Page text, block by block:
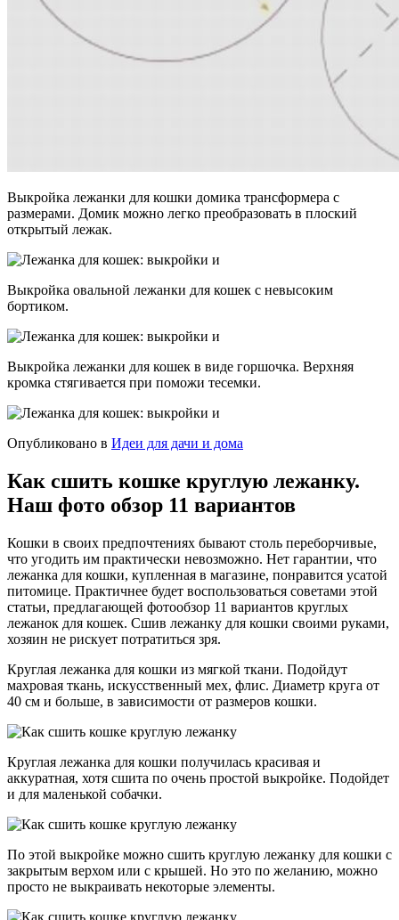
Выкройка лежанки для кошки домика трансформера с
размерами. Домик можно легко преобразовать в плоский
открытый лежак.
Выкройка овальной лежанки для кошек с невысоким
бортиком.
Выкройка лежанки для кошек в виде горшочка. Верхняя
кромка стягивается при поможи тесемки.
Опубликовано в Идеи для дачи и дома
Как сшить кошке круглую лежанку.
Наш фото обзор 11 вариантов
Кошки в своих предпочтениях бывают столь переборчивые,
что угодить им практически невозможно. Нет гарантии, что
лежанка для кошки, купленная в магазине, понравится усатой
питомице. Практичнее будет воспользоваться советами этой
статьи, предлагающей фотообзор 11 вариантов круглых
лежанок для кошек. Сшив лежанку для кошки своими руками,
хозяин не рискует потратиться зря.
Круглая лежанка для кошки из мягкой ткани. Подойдут
махровая ткань, искусственный мех, флис. Диаметр круга от
40 см и больше, в зависимости от размеров кошки.
Круглая лежанка для кошки получилась красивая и
аккуратная, хотя сшита по очень простой выкройке. Подойдет
и для маленькой собачки.
По этой выкройке можно сшить круглую лежанку для кошки с
закрытым верхом или с крышей. Но это по желанию, можно
просто не выкраивать некоторые элементы.